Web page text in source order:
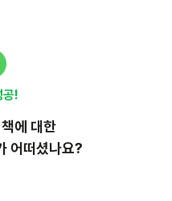
공!
책에 대한
어떠셨나요?